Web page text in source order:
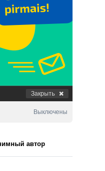
Закрыть
автор
Выключены